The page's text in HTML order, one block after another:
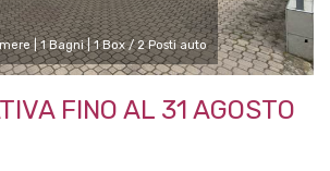
| 1 Bagni | 1 Box / 2 Posti auto
FINO AL 31 AGOSTO